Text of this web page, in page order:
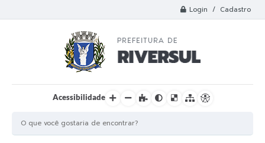
Login / Cadastro
Acessibilidade